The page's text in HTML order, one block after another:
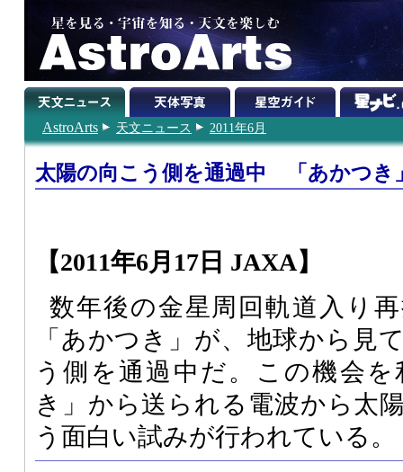
AstroArts 天文ニュース 2011年6月
太陽の向こう側を通過中 「あかつき
【2011年6月17日 JAXA】
数年後の金星周回軌道入り
「あかつき」が、地球から見
う側を通過中だ。この機会
き」から送られる電波から太
う面白い試みが行われている。